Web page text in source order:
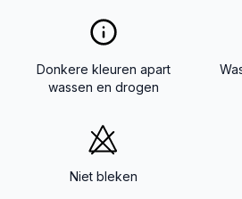
Donkere kleuren apart
wassen en drogen
Niet bleken